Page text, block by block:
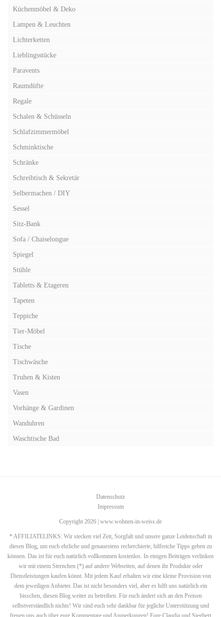
Küchenmöbel & Deko
Lampen & Leuchten
Lichterketten
Lieblingsstücke
Paravents
Raumdüfte
Regale
Schalen & Schüsseln
Schlafzimmermöbel
Schminktische
Schränke
Schreibtisch & Sekretär
Selbermachen / DIY
Sessel
Sitz-Bank
Sofa / Chaiselongue
Spiegel
Stühle
Tabletts & Etageren
Tapeten
Teppiche
Tier-Möbel
Tische
Tischwäsche
Truhen & Kisten
Vasen
Vorhänge & Gardinen
Wanduhren
Waschtische Bad
Datenschutz
Impressum
Copyright 2026 | www.wohnen-in-weiss.de
* AFFILIATELINKS: Wir stecken viel Zeit, Sorgfalt und unsere ganze Leidenschaft in
diesen Blog, um euch ehrliche und genauestens recherchierte, hilfreiche Tipps geben zu
können. Das ist für euch natürlich vollkommen kostenlos. In einigen Beiträgen verlinken
wir mit einem Sternchen (*) auf andere Webseiten, auf denen ihr Produkte oder
Dienstleistungen kaufen könnt. Mit jedem Kauf erhalten wir eine kleine Provision von
dem jeweiligen Anbieter. Das ist nicht besonders viel, aber es hilft uns natürlich ein
bisschen, diesen Blog weiter zu betreiben. Für euch ändert sich an den Preisen
selbstverständlich nichts! Wir sind euch sehr dankbar für jegliche Unterstützung und
freuen uns auch über eure Kommentare und Anmerkungen! Eure Claudia und Siegbert